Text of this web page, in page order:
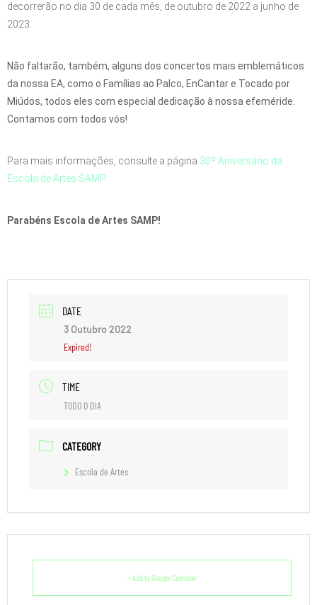
decorrerão no dia 30 de cada mês, de outubro de 2022 a junho de
2023.
Não faltarão, também, alguns dos concertos mais emblemáticos
da nossa EA, como o Famílias ao Palco, EnCantar e Tocado por
Miúdos, todos eles com especial dedicação à nossa efeméride.
Contamos com todos vós!
Para mais informações, consulte a página 30º Aniversário da
Escola de Artes SAMP.
Parabéns Escola de Artes SAMP!
DATE
3 Outubro 2022
Expired!
TIME
TODO O DIA
CATEGORY
Escola de Artes
+ Add to Google Calendar